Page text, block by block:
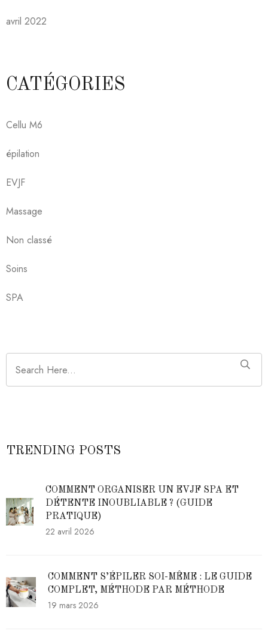
avril 2022
CATÉGORIES
Cellu M6
épilation
EVJF
Massage
Non classé
Soins
SPA
TRENDING POSTS
COMMENT ORGANISER UN EVJF SPA ET
DÉTENTE INOUBLIABLE ? (GUIDE
PRATIQUE)
22 avril 2026
COMMENT S’ÉPILER SOI-MÊME : LE GUIDE
COMPLET, MÉTHODE PAR MÉTHODE
19 mars 2026